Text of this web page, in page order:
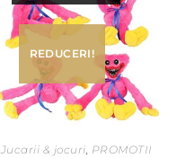
REDUCERI!
Jucarii & jocuri, PROMOTII